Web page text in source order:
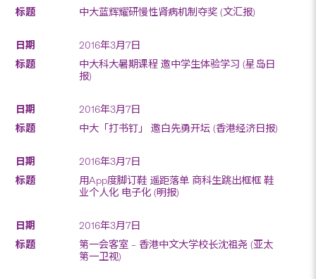
中大蓝辉耀研慢性肾病机制夺奖 (文汇报)
2016年3月7日
中大科大暑期课程 邀中学生体验学习 (星岛日
报)
2016年3月7日
中大「打书钉」 邀白先勇开坛 (香港经济日报)
2016年3月7日
用App度脚订鞋 遥距落单 商科生跳出框框 鞋
业个人化 电子化 (明报)
2016年3月7日
第一会客室 – 香港中文大学校长沈祖尧 (亚太
第一卫视)